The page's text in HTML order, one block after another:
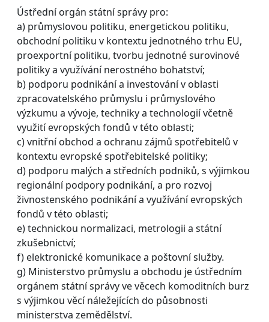
Ústřední orgán státní správy pro:
a) průmyslovou politiku, energetickou politiku,
obchodní politiku v kontextu jednotného trhu EU,
proexportní politiku, tvorbu jednotné surovinové
politiky a využívání nerostného bohatství;
b) podporu podnikání a investování v oblasti
zpracovatelského průmyslu i průmyslového
výzkumu a vývoje, techniky a technologií včetně
využití evropských fondů v této oblasti;
c) vnitřní obchod a ochranu zájmů spotřebitelů v
kontextu evropské spotřebitelské politiky;
d) podporu malých a středních podniků, s výjimkou
regionální podpory podnikání, a pro rozvoj
živnostenského podnikání a využívání evropských
fondů v této oblasti;
e) technickou normalizaci, metrologii a státní
zkušebnictví;
f) elektronické komunikace a poštovní služby.
g) Ministerstvo průmyslu a obchodu je ústředním
orgánem státní správy ve věcech komoditních burz
s výjimkou věcí náležejících do působnosti
ministerstva zemědělství.